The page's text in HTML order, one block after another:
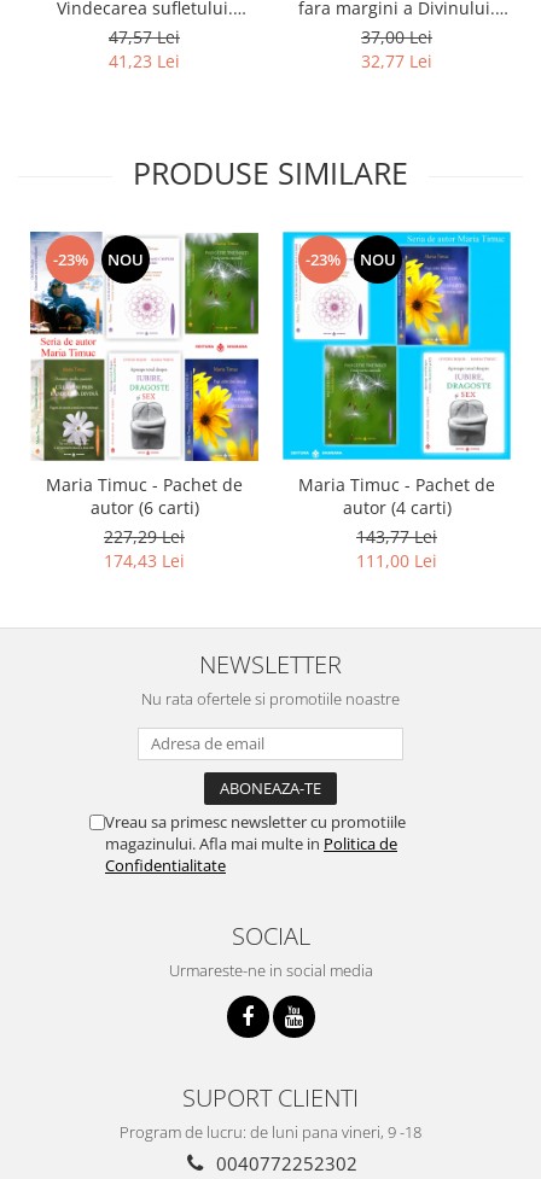
Vindecarea sufletului.
Dumnezeu este chiar
dragostea ta. Editia a 2-a
47,57 Lei
41,23 Lei
fara margini a Divinului.
Calea catre fericire
37,00 Lei
32,77 Lei
PRODUSE SIMILARE
-23% NOU
Maria Timuc - Pachet de
autor (6 carti)
227,29 Lei
174,43 Lei
-23% NOU
Maria Timuc - Pachet de
autor (4 carti)
143,77 Lei
111,00 Lei
NEWSLETTER
Nu rata ofertele si promotiile noastre
Vreau sa primesc newsletter cu promotiile
magazinului. Afla mai multe in Politica de
Confidentialitate
SOCIAL
Urmareste-ne in social media
SUPORT CLIENTI
Program de lucru: de luni pana vineri, 9 -18
0040772252302